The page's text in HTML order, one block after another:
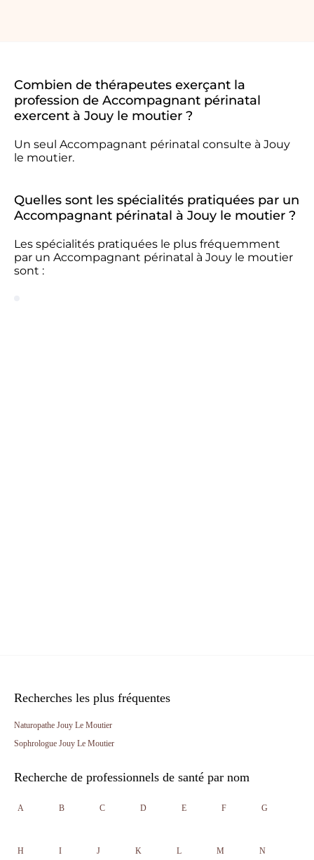
Combien de thérapeutes exerçant la
profession de Accompagnant périnatal
exercent à Jouy le moutier ?
Un seul Accompagnant périnatal consulte à Jouy
le moutier.
Quelles sont les spécialités pratiquées par un
Accompagnant périnatal à Jouy le moutier ?
Les spécialités pratiquées le plus fréquemment
par un Accompagnant périnatal à Jouy le moutier
sont :
Recherches les plus fréquentes
Naturopathe Jouy Le Moutier
Sophrologue Jouy Le Moutier
Recherche de professionnels de santé par nom
A B C D E F G
H I J K L M N